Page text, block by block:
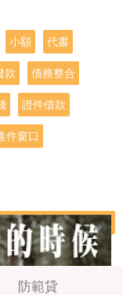
小額 代書
款 債務整合
證件借款
件窗口
防範貸